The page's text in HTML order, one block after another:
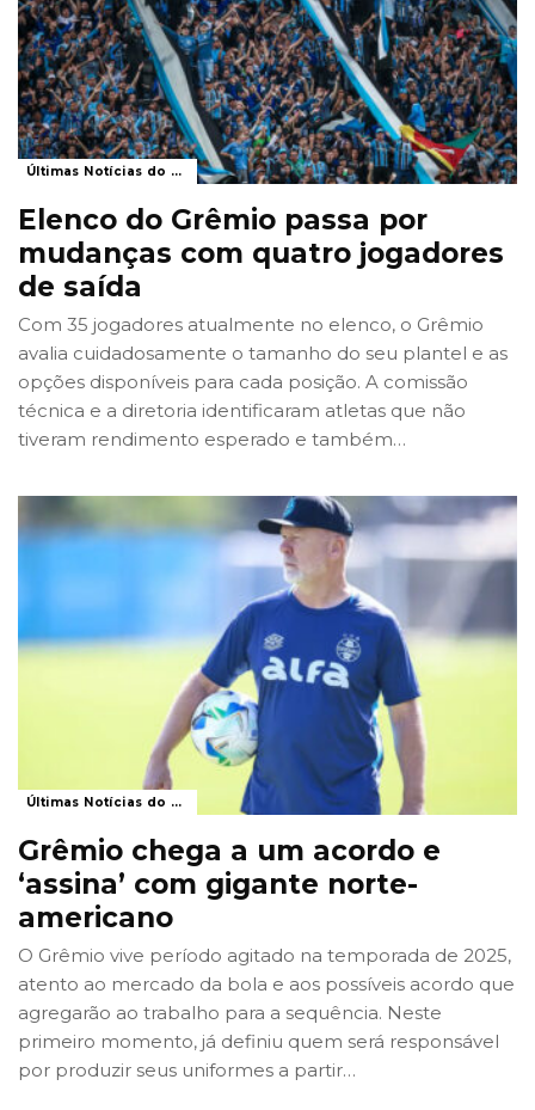
Últimas Notícias do Grêmio
Elenco do Grêmio passa por
mudanças com quatro jogadores
de saída
Com 35 jogadores atualmente no elenco, o Grêmio
avalia cuidadosamente o tamanho do seu plantel e as
opções disponíveis para cada posição. A comissão
técnica e a diretoria identificaram atletas que não
tiveram rendimento esperado e também…
Últimas Notícias do Grêmio
Grêmio chega a um acordo e
‘assina’ com gigante norte-
americano
O Grêmio vive período agitado na temporada de 2025,
atento ao mercado da bola e aos possíveis acordo que
agregarão ao trabalho para a sequência. Neste
primeiro momento, já definiu quem será responsável
por produzir seus uniformes a partir…